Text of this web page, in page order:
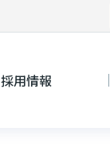
採用情報